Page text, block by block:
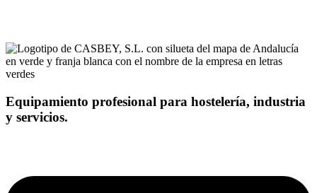
Equipamiento profesional para hostelería, industria
y servicios.